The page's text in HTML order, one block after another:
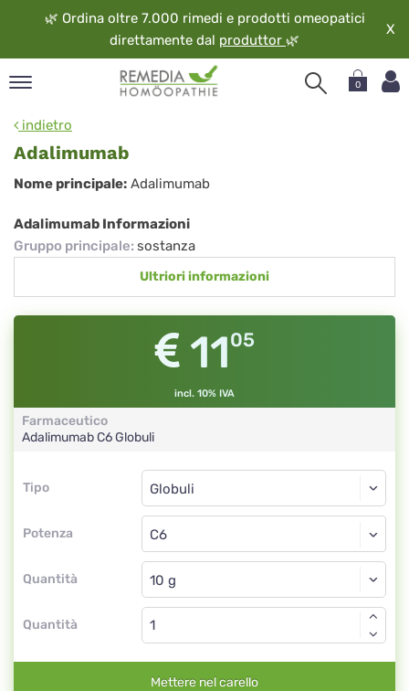
🌿 Ordina oltre 7.000 rimedi e prodotti omeopatici
direttamente dal produttor 🌿
X
0
indietro
Adalimumab
Adalimumab
Nome principale: Adalimumab
Adalimumab Informazioni
Gruppo principale: sostanza
Ultriori informazioni
1105
incl. 10% IVA
Farmaceutico
AdalimumabC6Globuli
Tipo
Tipo
Potenza
Globuli
C6
Quantità
Globuli
Quantità
Mettere nel carello